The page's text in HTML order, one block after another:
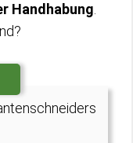
Handhabung